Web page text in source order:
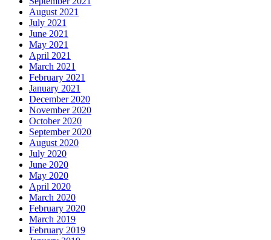
August 2021
July 2021
June 2021
May 2021
April 2021
March 2021
February 2021
January 2021
December 2020
November 2020
October 2020
September 2020
August 2020
July 2020
June 2020
May 2020
April 2020
March 2020
February 2020
March 2019
February 2019